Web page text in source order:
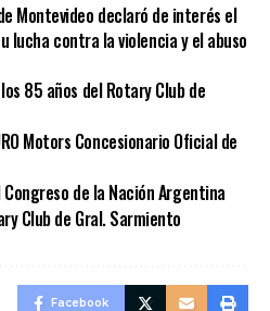
Montevideo declaró de interés el
lucha contra la violencia y el abuso
85 años del Rotary Club de
Motors Concesionario Oficial de
de la Nación Argentina
Club de Gral. Sarmiento
Facebook